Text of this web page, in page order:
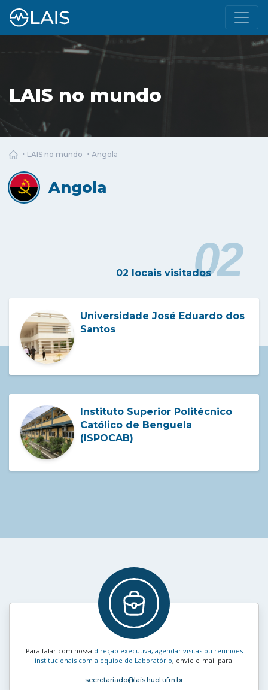
LAIS no mundo
LAIS no mundo Angola
Angola
02 locais visitados02
Universidade José Eduardo dos
Santos
Instituto Superior Politécnico
Católico de Benguela
(ISPOCAB)
Para falar com nossa direção executiva, agendar visitas ou reuniões
institucionais com a equipe do Laboratório, envie e‑mail para:
secretariado@lais.huol.ufrn.br